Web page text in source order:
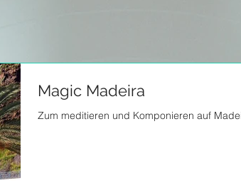
Magic Madeira
Zum meditieren und Komponieren auf